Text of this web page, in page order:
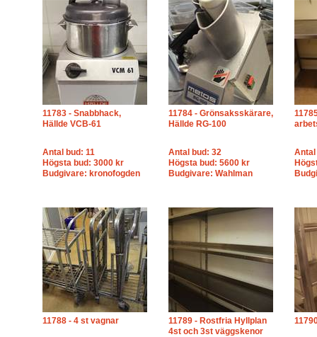
11783 - Snabbhack,
Hällde VCB-61
Antal bud: 11
Högsta bud: 3000 kr
Budgivare: kronofogden
11784 - Grönsaksskärare,
Hällde RG-100
Antal bud: 32
Högsta bud: 5600 kr
Budgivare: Wahlman
Antal
11788 - 4 st vagnar
11789 - Rostfria Hyllplan
4st och 3st väggskenor